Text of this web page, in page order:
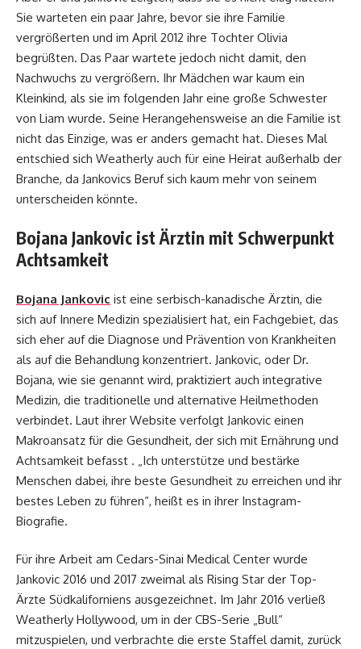
Sie warteten ein paar Jahre, bevor sie ihre Familie
vergrößerten und im April 2012 ihre Tochter Olivia
begrüßten. Das Paar wartete jedoch nicht damit, den
Nachwuchs zu vergrößern. Ihr Mädchen war kaum ein
Kleinkind, als sie im folgenden Jahr eine große Schwester
von Liam wurde. Seine Herangehensweise an die Familie ist
nicht das Einzige, was er anders gemacht hat. Dieses Mal
entschied sich Weatherly auch für eine Heirat außerhalb der
Branche, da Jankovics Beruf sich kaum mehr von seinem
unterscheiden könnte.
Bojana Jankovic ist Ärztin mit Schwerpunkt
Achtsamkeit
Bojana Jankovic ist eine serbisch-kanadische Ärztin, die
sich auf Innere Medizin spezialisiert hat, ein Fachgebiet, das
sich eher auf die Diagnose und Prävention von Krankheiten
als auf die Behandlung konzentriert. Jankovic, oder Dr.
Bojana, wie sie genannt wird, praktiziert auch integrative
Medizin, die traditionelle und alternative Heilmethoden
verbindet. Laut ihrer Website verfolgt Jankovic einen
Makroansatz für die Gesundheit, der sich mit Ernährung und
Achtsamkeit befasst . „Ich unterstütze und bestärke
Menschen dabei, ihre beste Gesundheit zu erreichen und ihr
bestes Leben zu führen“, heißt es in ihrer Instagram-
Biografie.
Für ihre Arbeit am Cedars-Sinai Medical Center wurde
Jankovic 2016 und 2017 zweimal als Rising Star der Top-
Ärzte Südkaliforniens ausgezeichnet. Im Jahr 2016 verließ
Weatherly Hollywood, um in der CBS-Serie „Bull“
mitzuspielen, und verbrachte die erste Staffel damit, zurück